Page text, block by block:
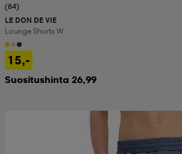
(84)
LE DON DE VIE
Lounge Shorts W
15,-
Suositushinta 26,99